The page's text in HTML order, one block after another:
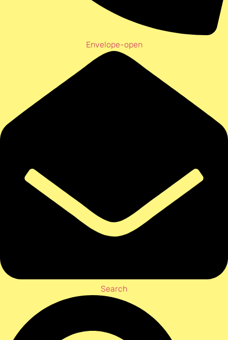
Envelope-open
Search